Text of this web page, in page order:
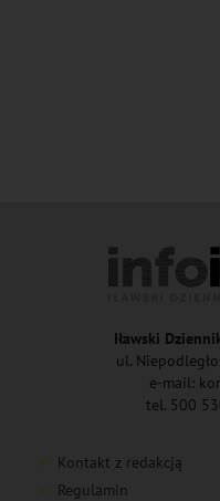
Iławski
ul.
e-mail:
tel. 500
Kontakt z redakcją
Regulamin